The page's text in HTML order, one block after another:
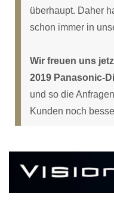
überhaupt. Daher
schon immer in
Wir freuen uns
2019 Panasonic-
und so die
Kunden noch